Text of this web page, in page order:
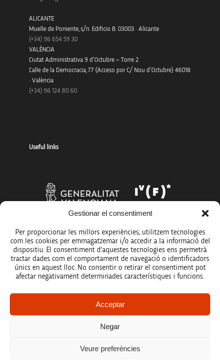
Gestionar el consentiment
Per proporcionar les millors experiències, utilitzem tecnologies
com les cookies per emmagatzemar i/o accedir a la informació del
dispositiu. El consentiment d'aquestes tecnologies ens permetrà
tractar dades com el comportament de navegació o identificadors
únics en aquest lloc. No consentir o retirar el consentiment pot
afectar negativament determinades característiques i funcions.
Acceptar
Negar
Veure preferències
ALICANTE
Muelle de Poniente, s/n. Edificio B. 03003 · Alicante
(+34) 96 654 59 30
VALÈNCIA
Ciutat Administrativa 9 d’Octubre – Torre 2
Calle de la Democracia, 77 (Acceso por C/ Nou d’Octubre) 46018
· València
(+34) 96 124 80 60
Useful links
Legal notice